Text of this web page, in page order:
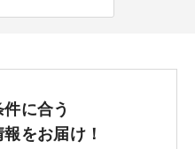
に合う
をお届け！